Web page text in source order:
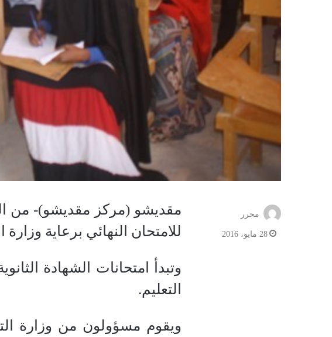
مقديشو (مركز مقديشو)- من
للامتحان النهائي برعاية وزارة
وتبدأ امتحانات الشهادة
التعليم.
ويقوم مسؤولون من وزارة
محرر
28 مايو، 2016